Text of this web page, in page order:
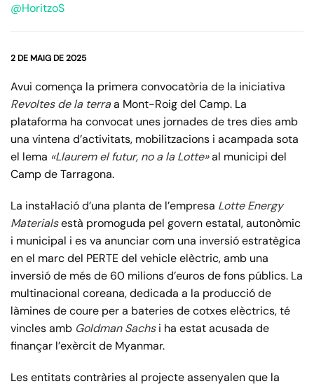
@HoritzoS
2 DE MAIG DE 2025
Avui comença la primera convocatòria de la iniciativa
Revoltes de la terraa Mont-Roig del Camp. La
plataforma ha convocat unes jornades de tres dies amb
una vintena d’activitats, mobilitzacions i acampada sota
el lema «Llaurem el futur, no a la Lotte»al municipi del
Camp de Tarragona.
La instal·lació d’una planta de l’empresa Lotte Energy
Materialsestà promoguda pel govern estatal, autonòmic
i municipal i es va anunciar com una inversió estratègica
en el marc del PERTE del vehicle elèctric, amb una
inversió de més de 60 milions d’euros de fons públics. La
multinacional coreana, dedicada a la producció de
làmines de coure per a bateries de cotxes elèctrics, té
vincles amb Goldman Sachsi ha estat acusada de
finançar l’exèrcit de Myanmar.
Les entitats contràries al projecte assenyalen que la